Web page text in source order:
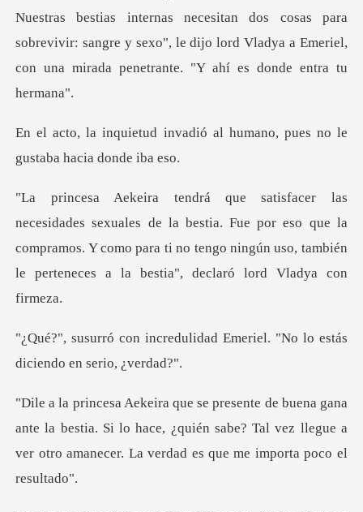
nas necesitan dos cosas para
sobrevivir: sangre y sexo", le dijo lord Vlady
adió al humano, pues no le
g
a bestia. Fue por eso que la
compramos. Y como para ti no tengo ningún u
lidad Emeriel. "No lo estás
e la bestia. Si lo hace, ¿quién sabe? Tal vez llegue a
ver ot